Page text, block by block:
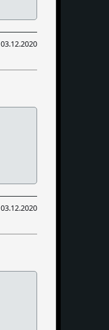
03.12.2020
03.12.2020